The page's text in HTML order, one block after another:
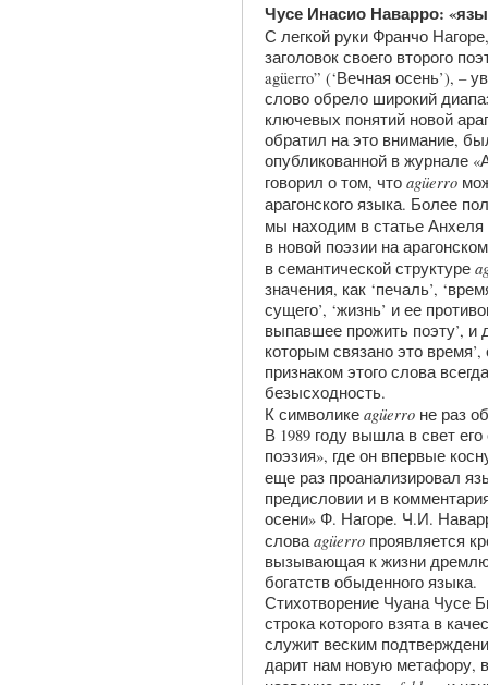
Чусе Инасио Наварро:
С легкой руки Франчо
заголовок своего второго
agüerro” (‘Вечная осень’), –
слово обрело широкий
ключевых понятий новой
обратил на это внимание,
опубликованной в журнале
говорил о том, что agüerro
арагонского языка. Более
мы находим в статье
в новой поэзии на
в семантической структуре
значения, как ‘печаль’,
сущего’, ‘жизнь’ и ее
выпавшее прожить поэту’, и
которым связано это
признаком этого слова
безысходность.
К символике agüerro не раз
В 1989 году вышла в свет
поэзия», где он впервые
еще раз проанализировал
предисловии и в
осени» Ф. Нагоре. Ч.И.
слова agüerro проявляется
вызывающая к жизни
богатств обыденного языка.
Стихотворение Чуана Чусе
строка которого взята в
служит веским
дарит нам новую метафору,